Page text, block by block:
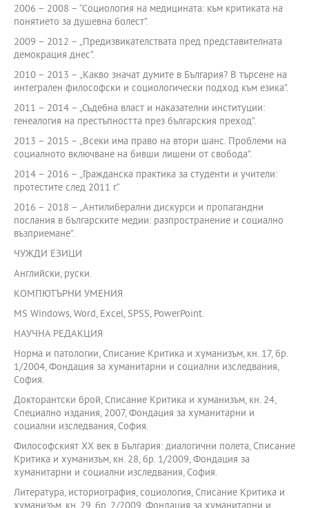
2006 – 2008 – “Социология на медицината: към критиката на
понятието за душевна болест”.
2009 – 2012 – „Предизвикателствата пред представителната
демокрация днес”.
2010 – 2013 – „Какво значат думите в България? В търсене на
интегрален философски и социологически подход към езика”.
2011 – 2014 – „Съдебна власт и наказателни институции:
генеалогия на престъпността през българския преход”.
2013 – 2015 – „Всеки има право на втори шанс. Проблеми на
социалното включване на бивши лишени от свобода”.
2014 – 2016 – „Гражданска практика за студенти и учители:
протестите след 2011 г.“
2016 – 2018 – „Антилиберални дискурси и пропагандни
послания в българските медии: разпространение и социално
възприемане”.
ЧУЖДИ ЕЗИЦИ
Английски, руски.
КОМПЮТЪРНИ УМЕНИЯ
MS Windows, Word, Excel, SPSS, PowerPoint.
НАУЧНА РЕДАКЦИЯ
Норма и патологии, Списание Критика и хуманизъм, кн. 17, бр.
1/2004, Фондация за хуманитарни и социални изследвания,
София.
Докторантски брой, Списание Критика и хуманизъм, кн. 24,
Специално издания, 2007, Фондация за хуманитарни и
социални изследвания, София.
Философският ХХ век в България: диалогични полета, Списание
Критика и хуманизъм, кн. 28, бр. 1/2009, Фондация за
хуманитарни и социални изследвания, София.
Литература, историография, социология, Списание Критика и